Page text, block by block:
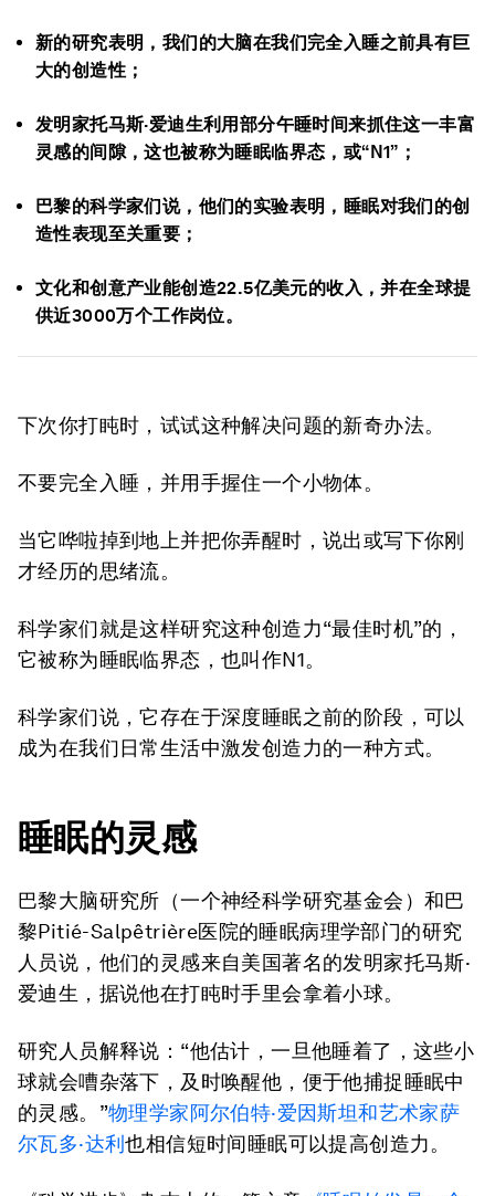
新的研究表明，我们的大脑在我们完全入睡之前具有巨
大的创造性；
发明家托马斯·爱迪生利用部分午睡时间来抓住这一丰富
灵感的间隙，这也被称为睡眠临界态，或“N1”；
巴黎的科学家们说，他们的实验表明，睡眠对我们的创
造性表现至关重要；
文化和创意产业能创造22.5亿美元的收入，并在全球提
供近3000万个工作岗位。
下次你打盹时，试试这种解决问题的新奇办法。
不要完全入睡，并用手握住一个小物体。
当它哗啦掉到地上并把你弄醒时，说出或写下你刚
才经历的思绪流。
科学家们就是这样研究这种创造力“最佳时机”的，
它被称为睡眠临界态，也叫作N1。
科学家们说，它存在于深度睡眠之前的阶段，可以
成为在我们日常生活中激发创造力的一种方式。
睡眠的灵感
巴黎大脑研究所（一个神经科学研究基金会）和巴
黎Pitié-Salpêtrière医院的睡眠病理学部门的研究
人员说，他们的灵感来自美国著名的发明家托马斯·
爱迪生，据说他在打盹时手里会拿着小球。
研究人员解释说：“他估计，一旦他睡着了，这些小
球就会嘈杂落下，及时唤醒他，便于他捕捉睡眠中
的灵感。”物理学家阿尔伯特·爱因斯坦和艺术家萨
尔瓦多·达利也相信短时间睡眠可以提高创造力。